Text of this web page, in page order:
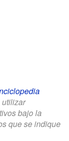
bajo la
que se indique